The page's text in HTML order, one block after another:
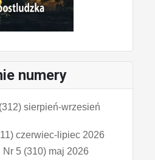
numery
sierpień-wrzesień
czerwiec-lipiec 2026
Nr 5 (310) maj 2026